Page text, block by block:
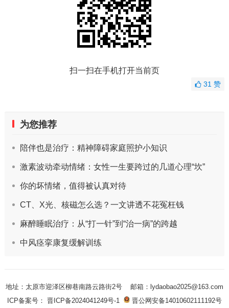
扫一扫在手机打开当前页
31赞
为您推荐
陪伴也是治疗：精神障碍家庭照护小知识
激素波动牵动情绪：女性一生要跨过的几道心理“坎”
你的坏情绪，值得被认真对待
CT、X光、核磁怎么选？一文讲透不花冤枉钱
麻醉睡眠治疗：从“打一针”到“治一病”的跨越
中风痉挛康复缓解训练
地址：太原市迎泽区柳巷南路云路街2号 邮箱：lydaobao2025@163.com
ICP备案号： 晋ICP备2024041249号-1
晋公网安备14010602111192号